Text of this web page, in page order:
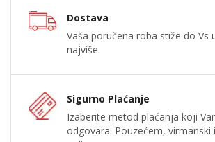
Dostava
Vaša poručena roba stiže do Vs
najviše.
Sigurno Plaćanje
Izaberite metod plaćanja koji
odgovara. Pouzećem, virmanski